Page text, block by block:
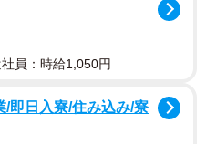
ん（飼い主さん提供）
員：時給1,050円
/即日入寮/住み込み/寮